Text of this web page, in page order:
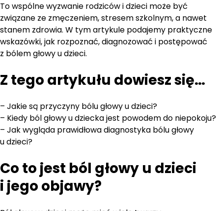
To wspólne wyzwanie rodziców i dzieci może być
związane ze zmęczeniem, stresem szkolnym, a nawet
stanem zdrowia. W tym artykule podajemy praktyczne
wskazówki, jak rozpoznać, diagnozować i postępować
z bólem głowy u dzieci.
Z tego artykułu dowiesz się…
– Jakie są przyczyny bólu głowy u dzieci?
– Kiedy ból głowy u dziecka jest powodem do niepokoju?
– Jak wygląda prawidłowa diagnostyka bólu głowy
u dzieci?
Co to jest ból głowy u dzieci
i jego objawy?